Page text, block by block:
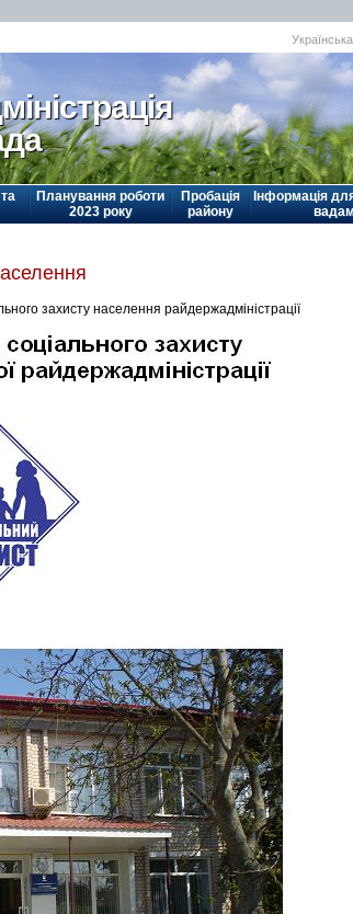
Планування роботи
2023 року
Пробація
району
Інформація
захисту населення райдержадміністрації